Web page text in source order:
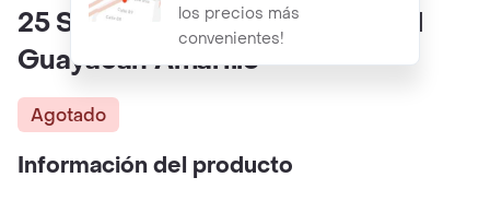
los precios más
convenientes!
25 Semillas Orgánicas De Árbol
Guayacan Amarillo
Agotado
Información del producto